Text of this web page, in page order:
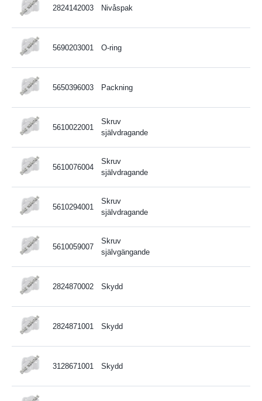
2824142003 Nivåspak
5690203001 O-ring
5650396003 Packning
5610022001
Skruv
självdragande
5610076004
Skruv
självdragande
5610294001
Skruv
självdragande
5610059007
Skruv
självgängande
2824870002 Skydd
2824871001 Skydd
3128671001 Skydd